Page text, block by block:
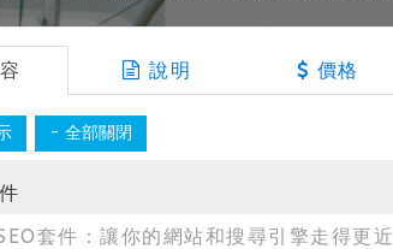
說明 價格
套件：讓你的網站和搜尋引擎走得更近